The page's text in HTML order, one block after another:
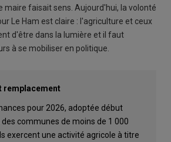
maire faisait sens. Aujourd'hui, la volonté
Le Ham est claire : l'agriculture et ceux
d'être dans la lumière et il faut
à se mobiliser en politique.
remplacement
pour 2026, adoptée début
communes de moins de 1 000
exercent une activité agricole à titre